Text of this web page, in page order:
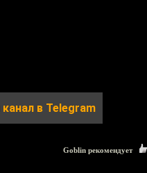
канал в Telegram
Goblin рекомендует